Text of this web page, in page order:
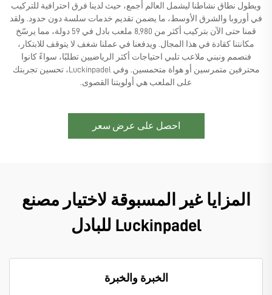
ويطول نطاق نشاطنا ليشمل العالم أجمع، حيث لدينا فرق احترافية للتركيب
في أوروبا والشرق الأوسط، ما يضمن تقديم خدمات سلسة دون حدود. ولقد
قمنا حتى الآن بتركيب أكثر من 8,980 ملعب بادل في 59 دولة، مما يرسّخ
مكانتنا كقادة في هذا المجال. ويدفعنا في عملنا شغف لا يتوقف للابتكار،
فنصمم ونبني ملاعب تلبي احتياجات أكثر الرياضيين تطلبًا، سواءً كانوا
محترفين متمرسين أو هواة متحمسين. وفي Luckinpadel، تحسين تجربتك
على الملعب هي أولويتنا القصوى.
احصل على عرض سعر
المزايا غير المسبوقة لاختيار مصنع
Luckinpadel للبادل
الخبرة والخبرة